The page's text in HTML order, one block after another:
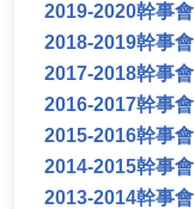
2019-2020幹事會
2018-2019幹事會
2017-2018幹事會
2016-2017幹事會
2015-2016幹事會
2014-2015幹事會
2013-2014幹事會